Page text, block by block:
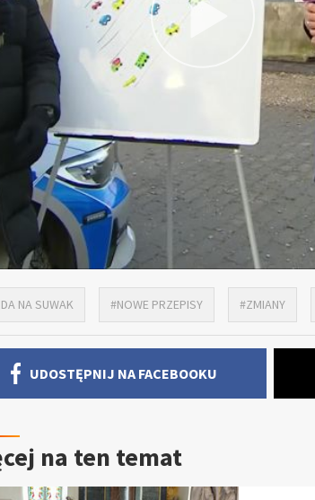
NA SUWAK #NOWE PRZEPISY #ZMIANY
UDOSTĘPNIJ NA FACEBOOKU
na ten temat